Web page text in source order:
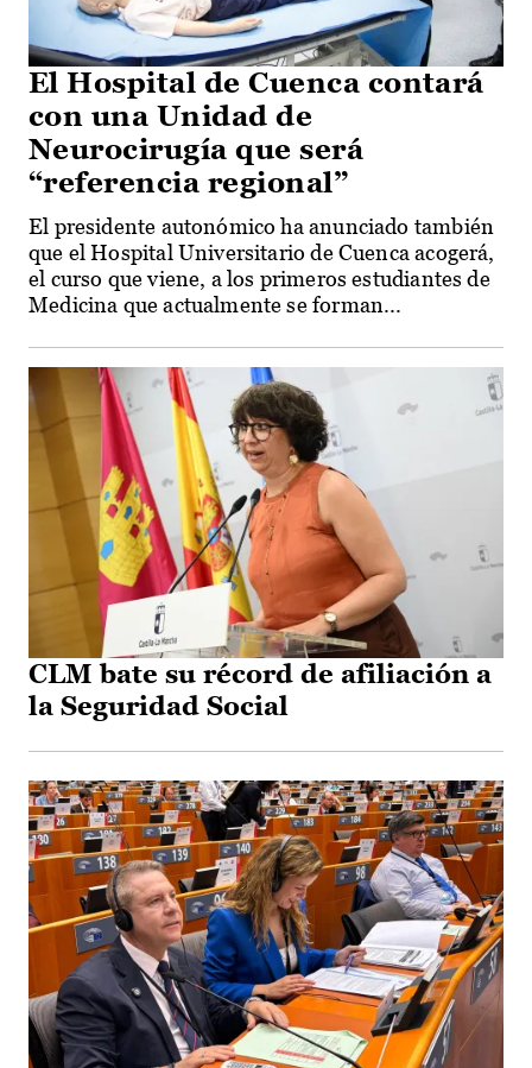
El Hospital de Cuenca contará
con una Unidad de
Neurocirugía que será
“referencia regional”
El presidente autonómico ha anunciado también
que el Hospital Universitario de Cuenca acogerá,
el curso que viene, a los primeros estudiantes de
Medicina que actualmente se forman...
CLM bate su récord de afiliación a
la Seguridad Social